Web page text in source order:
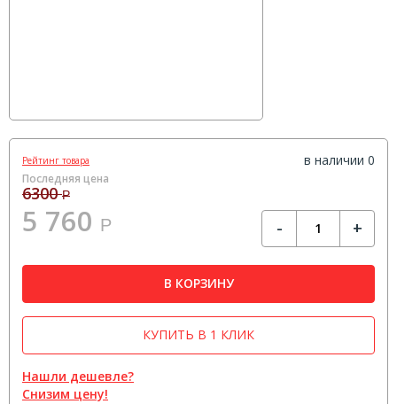
Рейтинг товара в наличии 0
Последняя цена
6300Р
5 760 Р - +
В КОРЗИНУ
Нашли дешевле?
Снизим цену!
КУПИТЬ В 1 КЛИК